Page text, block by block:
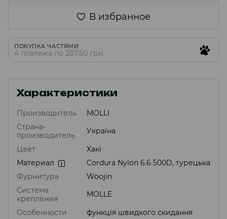
В избранное
ПОКУПКА ЧАСТЯМИ
4 платежа по 287.50 грн
Характеристики
Производитель
MOLLI
Страна-
производитель
Україна
Цвет
Хакі
Материал
Cordura Nylon 6.6 500D, турецька
Фурнитура
Woojin
Система
крепления
MOLLE
Особенности
функція швидкого скидання